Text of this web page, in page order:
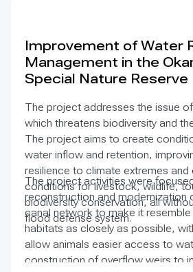
Improvement of Water
Management in the
Special Nature Reserve
The project addresses the issue
which threatens biodiversity and
The project aims to create
water inflow and retention,
resilience to climate extremes and
conditions for livestock, wildlife,
biodiversity conservation, all
flood defense system.
The project activities were
reconstruction and modernization
canal network to make it
habitats as closely as possible,
allow animals easier access to
construction of overflow weirs to